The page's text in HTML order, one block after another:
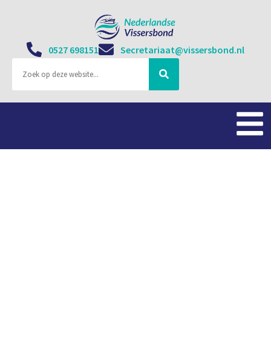
0527 698151 Secretariaat@vissersbond.nl